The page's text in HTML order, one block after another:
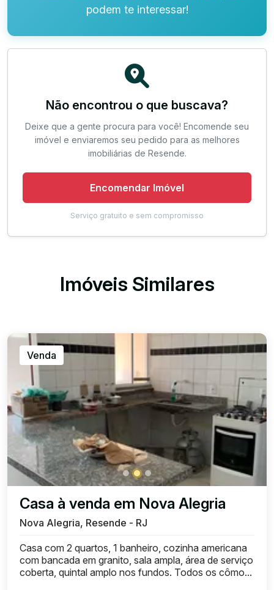
podem te interessar!
Não encontrou o que buscava?
Deixe que a gente procura para você! Encomende seu
imóvel e enviaremos seu pedido para as melhores
imobiliárias de Resende.
Encomendar Imóvel
Serviço gratuito e sem compromisso
Imóveis Similares
Venda
Casa à venda em Nova Alegria
Nova Alegria, Resende - RJ
Casa com 2 quartos, 1 banheiro, cozinha americana
com bancada em granito, sala ampla, área de serviço
coberta, quintal amplo nos fundos. Todos os cômo...